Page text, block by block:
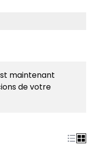
maintenant
de votre